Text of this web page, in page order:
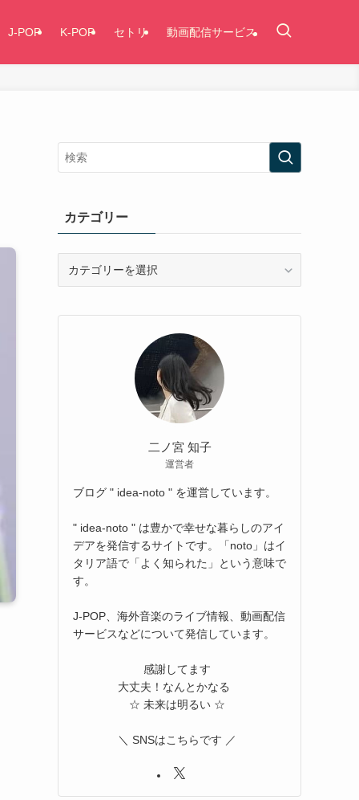
J-POP K-POP セトリ 動画配信サービス
カテゴリー
リ
二ノ宮 知子
運営者
ブログ " idea-noto " を運営しています。
" idea-noto " は豊かで幸せな暮らしのアイ
デアを発信するサイトです。「noto」はイ
タリア語で「よく知られた」という意味で
す。
J-POP、海外音楽のライブ情報、動画配信
サービスなどについて発信しています。
感謝してます
大丈夫！なんとかなる
☆ 未来は明るい ☆
＼ SNSはこちらです ／